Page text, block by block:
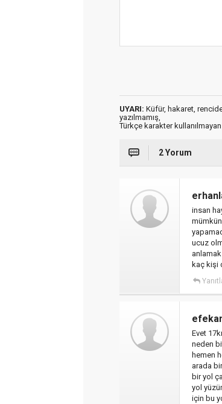
UYARI: Küfür, hakaret,
yazılmamış,
Türkçe karakter
2 Yorum
insan
ucuz
kaç kişi
Evet
neden
hemen
arada
bir yol
yol
için bu